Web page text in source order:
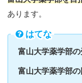
あります。
はてな
富山大学薬学部の
富山大学薬学部の